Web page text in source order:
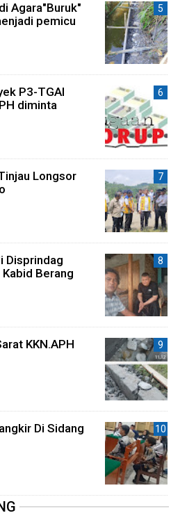
Agara"Buruk"
pemicu
P3-TGAI
diminta
Longsor
Disprindag
Berang
KKN.APH
Di Sidang